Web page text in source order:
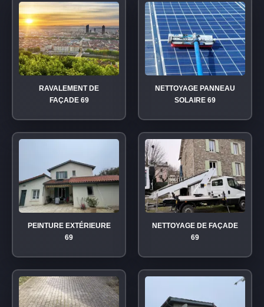
RAVALEMENT DE
FAÇADE 69
NETTOYAGE PANNEAU
SOLAIRE 69
PEINTURE EXTÉRIEURE
69
NETTOYAGE DE FAÇADE
69